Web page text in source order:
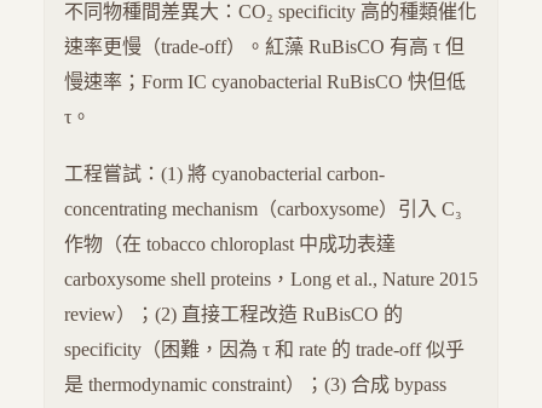
不同物種間差異大：CO₂ specificity 高的種類催化
速率更慢（trade-off）。紅藻 RuBisCO 有高 τ 但
慢速率；Form IC cyanobacterial RuBisCO 快但低
τ。
工程嘗試：(1) 將 cyanobacterial carbon-
concentrating mechanism（carboxysome）引入 C₃
作物（在 tobacco chloroplast 中成功表達
carboxysome shell proteins，Long et al., Nature 2015
review）；(2) 直接工程改造 RuBisCO 的
specificity（困難，因為 τ 和 rate 的 trade-off 似乎
是 thermodynamic constraint）；(3) 合成 bypass